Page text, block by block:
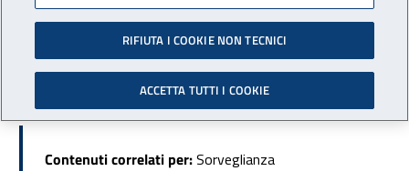
Come acquisire una pubblicazione
Contenuti correlati per:Sorveglianza
RIFIUTA I COOKIE NON TECNICI
ACCETTA TUTTI I COOKIE